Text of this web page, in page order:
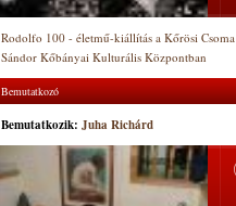
Rodolfo 100 - életmű-kiállítás a Kőrösi Csoma
Sándor Kőbányai Kulturális Központban
Bemutatkozó
Bemutatkozik: Juha Richárd